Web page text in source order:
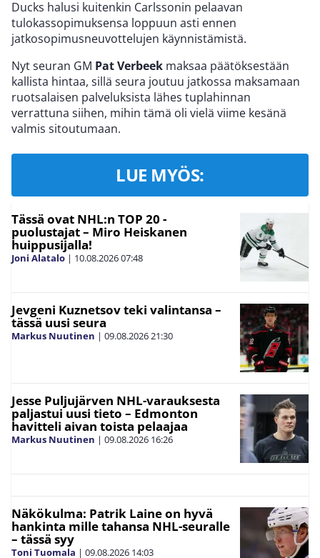
Ducks halusi kuitenkin Carlssonin pelaavan
tulokassopimuksensa loppuun asti ennen
jatkosopimusneuvottelujen käynnistämistä.
Nyt seuran GM Pat Verbeek maksaa päätöksestään
kallista hintaa, sillä seura joutuu jatkossa maksamaan
ruotsalaisen palveluksista lähes tuplahinnan
verrattuna siihen, mihin tämä oli vielä viime kesänä
valmis sitoutumaan.
LUE MYÖS:
Tässä ovat NHL:n TOP 20 -
puolustajat – Miro Heiskanen
huippusijalla!
Joni Alatalo | 10.08.202607:48
Jevgeni Kuznetsov teki valintansa –
tässä uusi seura
Markus Nuutinen | 09.08.202621:30
Jesse Puljujärven NHL-varauksesta
paljastui uusi tieto – Edmonton
havitteli aivan toista pelaajaa
Markus Nuutinen | 09.08.2026 16:26
Näkökulma: Patrik Laine on hyvä
hankinta mille tahansa NHL-seuralle
– tässä syy
Toni Tuomala | 09.08.2026 14:03